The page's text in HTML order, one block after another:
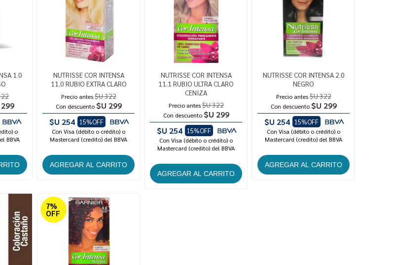
1.0
o
BBVA
NUTRISSE COR INTENSA
11.0 RUBIO EXTRA CLARO
Precio antes$U 322
Con descuento $U 299
$U 254
15%OFF
Con Visa (débito o crédito) o
Mastercard (credito) del BBVA
NUTRISSE COR INTENSA
11.1 RUBIO ULTRA CLARO
CENIZA
Precio antes$U 322
Con descuento $U 299
$U 254
15%OFF
Con Visa (débito o crédito) o
Mastercard (credito) del BBVA
NUTRISSE COR INTENSA 2.0
NEGRO
Precio antes$U 322
Con descuento $U 299
$U 254
15%OFF
Con Visa (débito o crédito) o
Mastercard (credito) del BBVA
7%
OFF